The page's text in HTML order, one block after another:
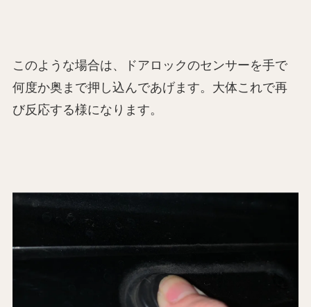
このような場合は、ドアロックのセンサーを手で
何度か奥まで押し込んであげます。大体これで再
び反応する様になります。